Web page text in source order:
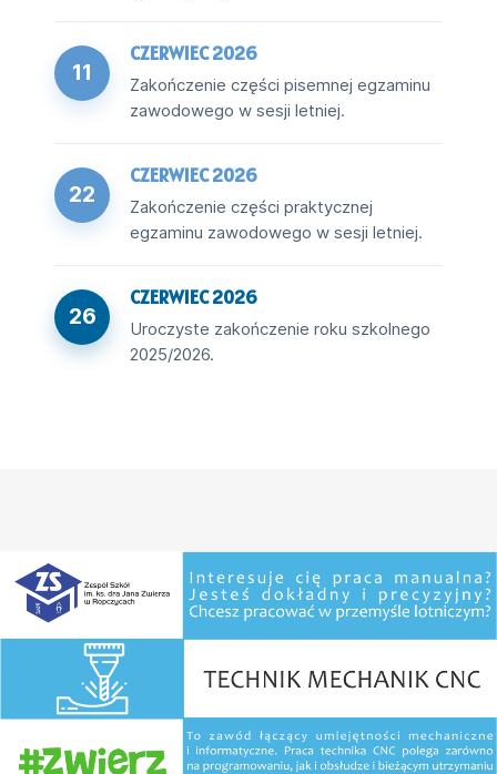
11
CZERWIEC 2026
Zakończenie części pisemnej egzaminu
zawodowego w sesji letniej.
22
CZERWIEC 2026
Zakończenie części praktycznej
egzaminu zawodowego w sesji letniej.
26
CZERWIEC 2026
Uroczyste zakończenie roku szkolnego
2025/2026.